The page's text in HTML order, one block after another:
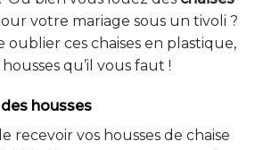
votre mariage sous un tivoli ?
oublier ces chaises en plastique,
qu’il vous faut !
housses
recevoir vos housses de chaise